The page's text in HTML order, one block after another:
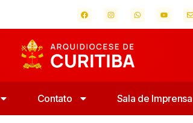
Contato Sala de Imprensa